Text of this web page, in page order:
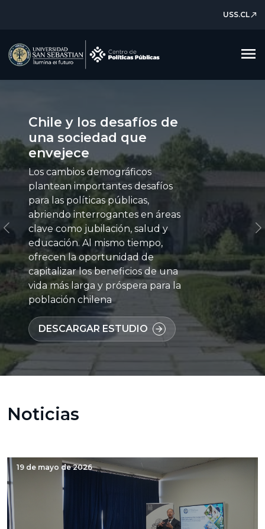
USS.CLnorth_east
menu
Chile y los desafíos de
una sociedad que
envejece
Los cambios demográficos
plantean importantes desafíos
para las políticas públicas,
abriendo interrogantes en áreas
clave como jubilación, salud y
educación. Al mismo tiempo,
ofrecen la oportunidad de
capitalizar los beneficios de una
vida más larga y próspera para la
población chilena
DESCARGAR ESTUDIO arrow_forward
Previous
Noticias
19 de mayo de 2026